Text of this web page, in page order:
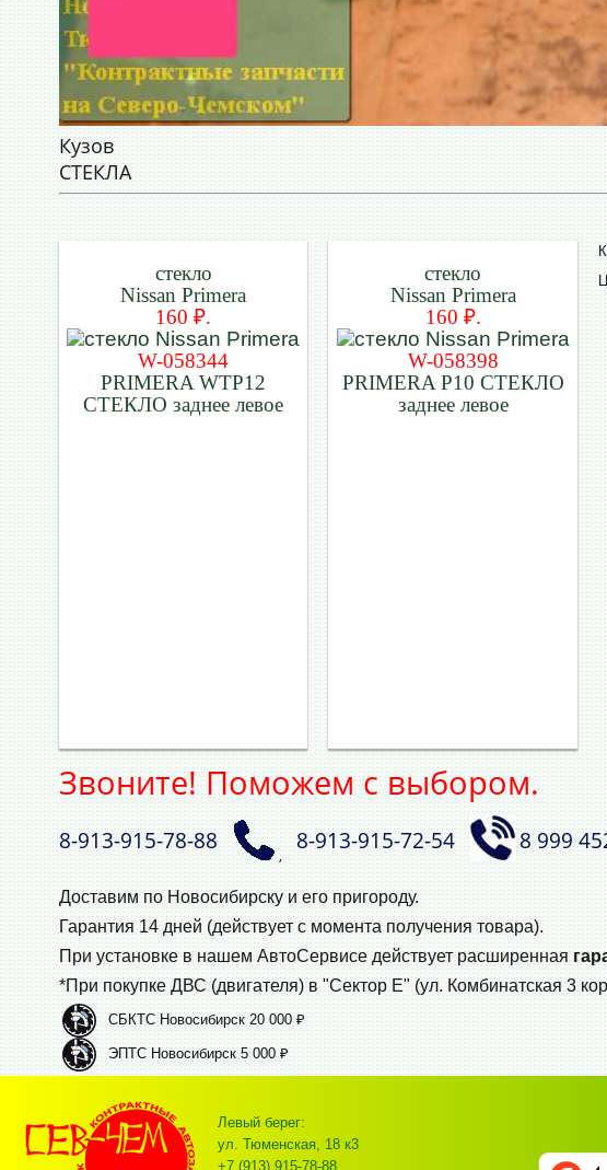
Кузов
СТЕКЛА
стекло
Nissan Primera
160 ₽.
W-058344
PRIMERA WTP12
СТЕКЛО заднее левое
стекло
Nissan Primera
160 ₽.
W-058398
PRIMERA P10 СТЕКЛО
заднее левое
Звоните! Поможем с выбором.
8‑913‑915‑78‑88
,
8‑913‑915‑72‑54 8 999
Доставим по Новосибирску и его пригороду.
Гарантия 14 дней (действует с момента получения товара).
При установке в нашем АвтоСервисе действует расширенная
*При покупке ДВС (двигателя) в "Сектор Е" (ул. Комбинатская 3
СБКТС Новосибирск 20 000 ₽
ЭПТС Новосибирск 5 000 ₽
Левый берег:
ул. Тюменская, 18 к3
+7 (913) 915-78-88